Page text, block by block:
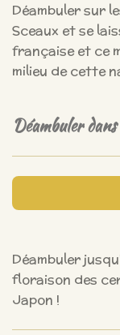
Déambuler sur
Sceaux et se
française et ce
milieu de cette
Déambuler
Déambuler
floraison des
Japon !